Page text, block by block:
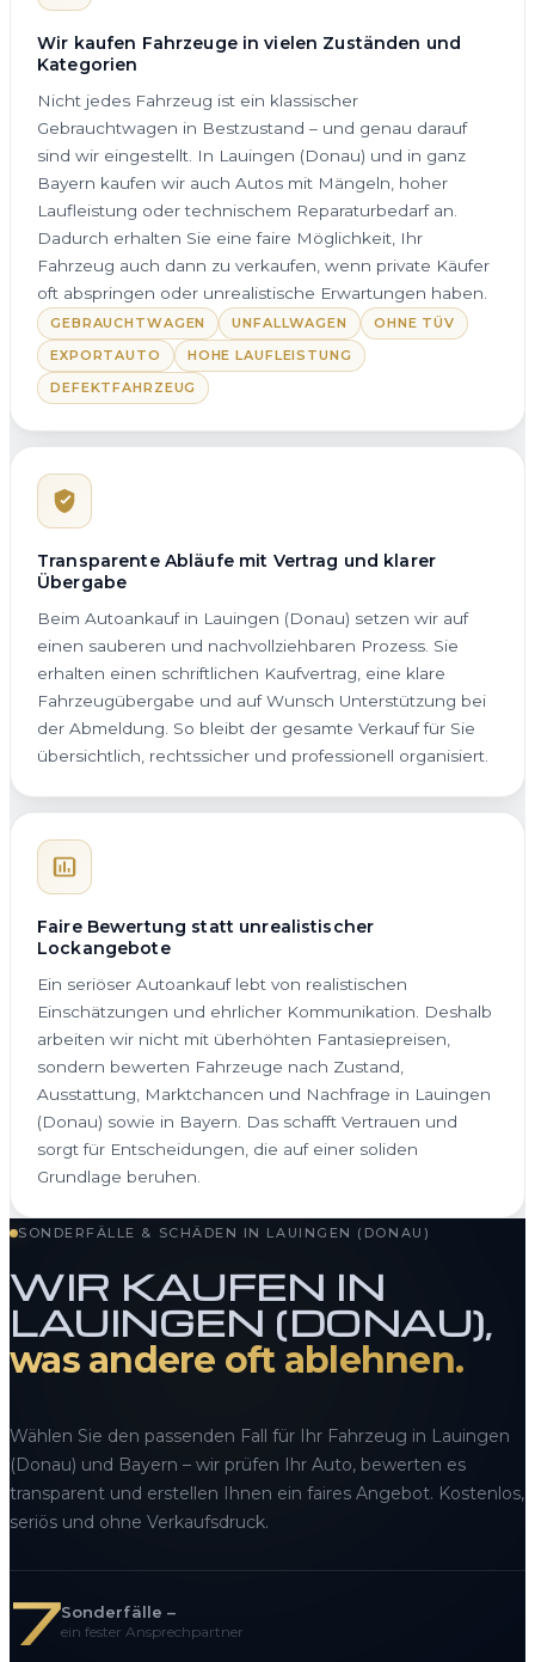
Wir kaufen Fahrzeuge in vielen Zuständen und
Kategorien
Nicht jedes Fahrzeug ist ein klassischer
Gebrauchtwagen in Bestzustand – und genau darauf
sind wir eingestellt. In Lauingen (Donau) und in ganz
Bayern kaufen wir auch Autos mit Mängeln, hoher
Laufleistung oder technischem Reparaturbedarf an.
Dadurch erhalten Sie eine faire Möglichkeit, Ihr
Fahrzeug auch dann zu verkaufen, wenn private Käufer
oft abspringen oder unrealistische Erwartungen haben.
GEBRAUCHTWAGEN UNFALLWAGEN
OHNE TÜV
EXPORTAUTO
HOHE LAUFLEISTUNG
DEFEKTFAHRZEUG
Transparente Abläufe mit Vertrag und klarer
Übergabe
Beim Autoankauf in Lauingen (Donau) setzen wir auf
einen sauberen und nachvollziehbaren Prozess. Sie
erhalten einen schriftlichen Kaufvertrag, eine klare
Fahrzeugübergabe und auf Wunsch Unterstützung bei
der Abmeldung. So bleibt der gesamte Verkauf für Sie
übersichtlich, rechtssicher und professionell organisiert.
Faire Bewertung statt unrealistischer
Lockangebote
Ein seriöser Autoankauf lebt von realistischen
Einschätzungen und ehrlicher Kommunikation. Deshalb
arbeiten wir nicht mit überhöhten Fantasiepreisen,
sondern bewerten Fahrzeuge nach Zustand,
Ausstattung, Marktchancen und Nachfrage in Lauingen
(Donau) sowie in Bayern. Das schafft Vertrauen und
sorgt für Entscheidungen, die auf einer soliden
Grundlage beruhen.
SONDERFÄLLE & SCHÄDEN IN LAUINGEN (DONAU)
WIR KAUFEN IN
LAUINGEN (DONAU),
was andere oft ablehnen.
Wählen Sie den passenden Fall für Ihr Fahrzeug in Lauingen
(Donau) und Bayern – wir prüfen Ihr Auto, bewerten es
transparent und erstellen Ihnen ein faires Angebot. Kostenlos,
seriös und ohne Verkaufsdruck.
7Sonderfälle –
ein fester Ansprechpartner